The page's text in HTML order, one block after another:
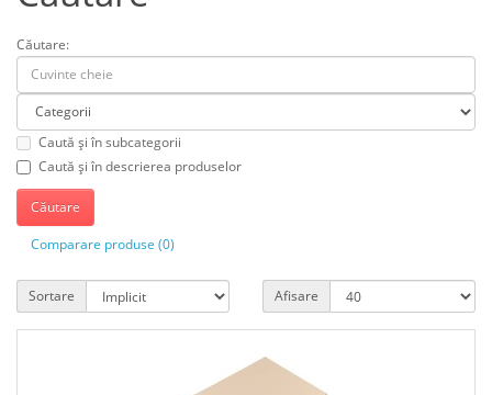
Căutare:
Caută și în subcategorii
Caută și în descrierea produselor
Comparare produse (0)
Sortare Afisare